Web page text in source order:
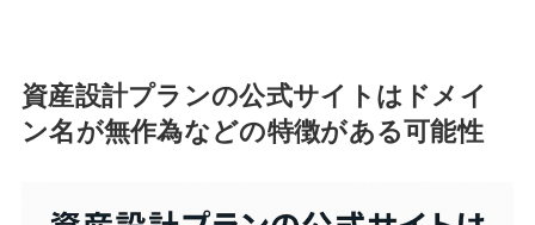
資産設計プランの公式サイトはドメイ
ン名が無作為などの特徴がある可能性